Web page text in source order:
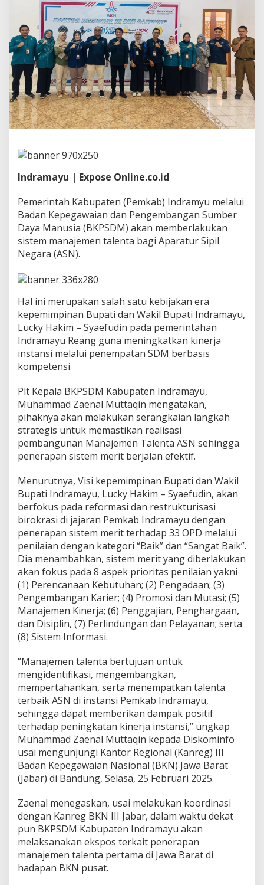
L
e
b
i
h
E
f
s
i
e
n
P
e
i
n
g
k
a
a
y
a
n
a
n
i
k
,
P
e
m
a
n
d
r
a
a
y
u
T
e
r
a
a
n
M
a
n
a
j
m
e
n
T
e
n
t
a
A
S
Indramayu | Expose Online.co.id
Pemerintah Kabupaten (Pemkab) Indramyu melalui
Badan Kepegawaian dan Pengembangan Sumber
Daya Manusia (BKPSDM) akan memberlakukan
sistem manajemen talenta bagi Aparatur Sipil
Negara (ASN).
Hal ini merupakan salah satu kebijakan era
kepemimpinan Bupati dan Wakil Bupati Indramayu,
Lucky Hakim – Syaefudin pada pemerintahan
Indramayu Reang guna meningkatkan kinerja
instansi melalui penempatan SDM berbasis
kompetensi.
Plt Kepala BKPSDM Kabupaten Indramayu,
Muhammad Zaenal Muttaqin mengatakan,
pihaknya akan melakukan serangkaian langkah
strategis untuk memastikan realisasi
pembangunan Manajemen Talenta ASN sehingga
penerapan sistem merit berjalan efektif.
Menurutnya, Visi kepemimpinan Bupati dan Wakil
Bupati Indramayu, Lucky Hakim – Syaefudin, akan
berfokus pada reformasi dan restrukturisasi
birokrasi di jajaran Pemkab Indramayu dengan
penerapan sistem merit terhadap 33 OPD melalui
penilaian dengan kategori “Baik” dan “Sangat Baik”.
Dia menambahkan, sistem merit yang diberlakukan
akan fokus pada 8 aspek prioritas penilaian yakni
(1) Perencanaan Kebutuhan; (2) Pengadaan; (3)
Pengembangan Karier; (4) Promosi dan Mutasi; (5)
Manajemen Kinerja; (6) Penggajian, Penghargaan,
dan Disiplin, (7) Perlindungan dan Pelayanan; serta
(8) Sistem Informasi.
“Manajemen talenta bertujuan untuk
mengidentifikasi, mengembangkan,
mempertahankan, serta menempatkan talenta
terbaik ASN di instansi Pemkab Indramayu,
sehingga dapat memberikan dampak positif
terhadap peningkatan kinerja instansi,” ungkap
Muhammad Zaenal Muttaqin kepada Diskominfo
usai mengunjungi Kantor Regional (Kanreg) III
Badan Kepegawaian Nasional (BKN) Jawa Barat
(Jabar) di Bandung, Selasa, 25 Februari 2025.
Zaenal menegaskan, usai melakukan koordinasi
dengan Kanreg BKN III Jabar, dalam waktu dekat
pun BKPSDM Kabupaten Indramayu akan
melaksanakan ekspos terkait penerapan
manajemen talenta pertama di Jawa Barat di
hadapan BKN pusat.